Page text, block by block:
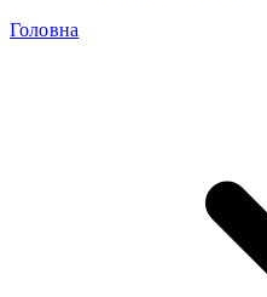
Головна